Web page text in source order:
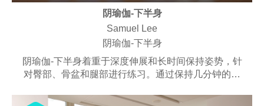
阴瑜伽-下半身
Samuel Lee
阴瑜伽-下半身
阴瑜伽-下半身着重于深度伸展和长时间保持姿势，针
对臀部、骨盆和腿部进行练习。通过保持几分钟的姿
节奏的练习增强血液循环，增加关节活动性，培养下半